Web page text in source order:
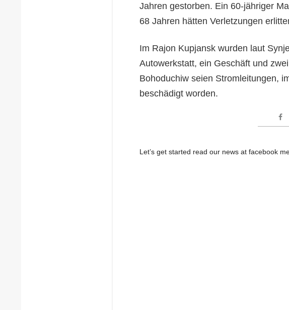
Jahren gestorben. Ein 60-jähriger
68 Jahren hätten Verletzungen
Im Rajon Kupjansk wurden laut
Autowerkstatt, ein Geschäft und
Bohoduchiw seien Stromleitungen,
beschädigt worden.
Let’s get started read our news at facebook